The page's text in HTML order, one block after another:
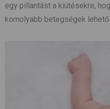
egy pillantást a kiütésekre,
komolyabb betegségek